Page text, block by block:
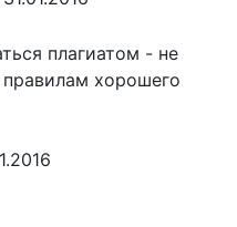
плагиатом - не
хорошего